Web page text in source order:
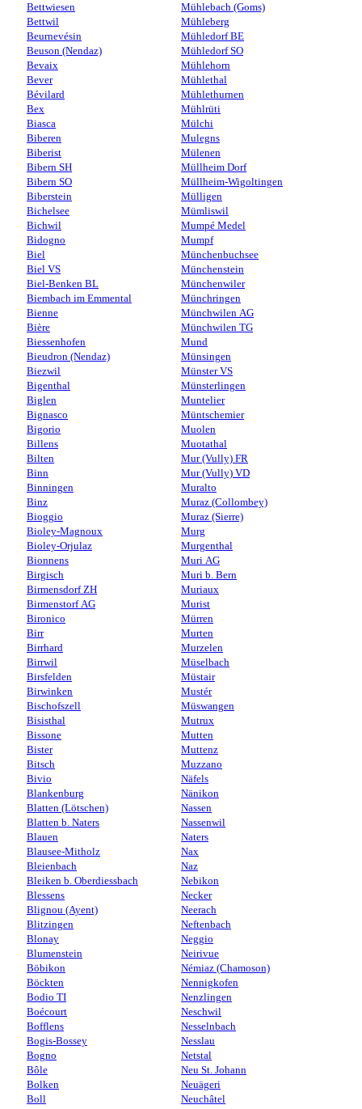
Bettwiesen
Bettwil
Beurnevésin
Beuson (Nendaz)
Bevaix
Bever
Bévilard
Bex
Biasca
Biberen
Biberist
Bibern SH
Bibern SO
Biberstein
Bichelsee
Bichwil
Bidogno
Biel
Biel VS
Biel-Benken BL
Biembach im Emmental
Bienne
Bière
Biessenhofen
Bieudron (Nendaz)
Biezwil
Bigenthal
Biglen
Bignasco
Bigorio
Billens
Bilten
Binn
Binningen
Binz
Bioggio
Bioley-Magnoux
Bioley-Orjulaz
Bionnens
Birgisch
Birmensdorf ZH
Birmenstorf AG
Bironico
Birr
Birrhard
Birrwil
Birsfelden
Birwinken
Bischofszell
Bisisthal
Bissone
Bister
Bitsch
Bivio
Blankenburg
Blatten (Lötschen)
Blatten b. Naters
Blauen
Blausee-Mitholz
Bleienbach
Bleiken b. Oberdiessbach
Blessens
Blignou (Ayent)
Blitzingen
Blonay
Blumenstein
Böbikon
Böckten
Bodio TI
Boécourt
Bofflens
Bogis-Bossey
Bogno
Bôle
Bolken
Boll
Mühlebach (Goms)
Mühleberg
Mühledorf BE
Mühledorf SO
Mühlehorn
Mühlethal
Mühlethurnen
Mühlrüti
Mülchi
Mulegns
Mülenen
Müllheim Dorf
Müllheim-Wigoltingen
Mülligen
Mümliswil
Mumpé Medel
Mumpf
Münchenbuchsee
Münchenstein
Münchenwiler
Münchringen
Münchwilen AG
Münchwilen TG
Mund
Münsingen
Münster VS
Münsterlingen
Muntelier
Müntschemier
Muolen
Muotathal
Mur (Vully) FR
Mur (Vully) VD
Muralto
Muraz (Collombey)
Muraz (Sierre)
Murg
Murgenthal
Muri AG
Muri b. Bern
Muriaux
Murist
Mürren
Murten
Murzelen
Müselbach
Müstair
Mustér
Müswangen
Mutrux
Mutten
Muttenz
Muzzano
Näfels
Nänikon
Nassen
Nassenwil
Naters
Nax
Naz
Nebikon
Necker
Neerach
Neftenbach
Neggio
Neirivue
Némiaz (Chamoson)
Nennigkofen
Nenzlingen
Neschwil
Nesselnbach
Nesslau
Netstal
Neu St. Johann
Neuägeri
Neuchâtel